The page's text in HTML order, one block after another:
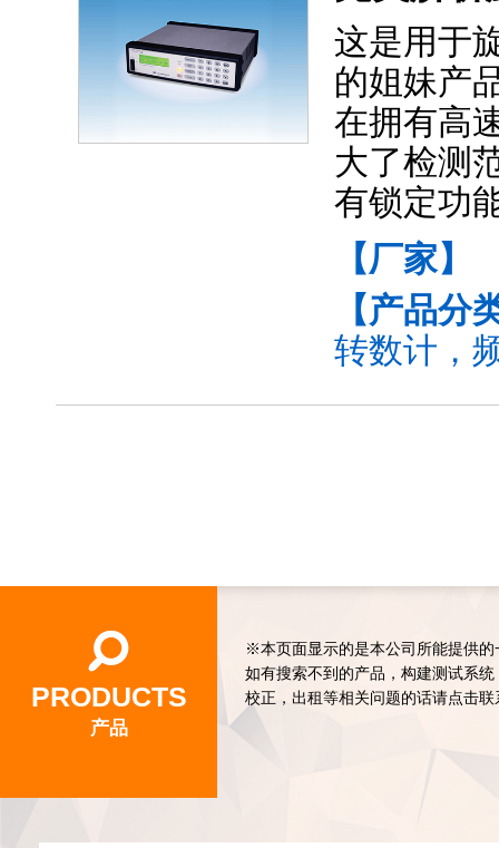
这是用于
的姐妹产
在拥有高
大了检测
有锁定功
【厂家】
【产品分
转数计，
PRODUCTS
产品
※本页面显示的是本公司所能提供的
如有搜索不到的产品，构建测试系
校正，出租等相关问题的话请点击联